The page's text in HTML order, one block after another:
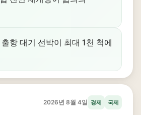
항 대기 선박이 최대 1천 척에
2026년 8월 4일 경제 국제